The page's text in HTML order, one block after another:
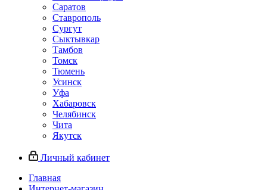
Саратов
Ставрополь
Сургут
Сыктывкар
Тамбов
Томск
Тюмень
Усинск
Уфа
Хабаровск
Челябинск
Чита
Якутск
Личный кабинет
Главная